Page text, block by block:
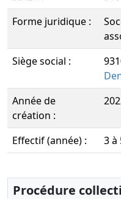
Forme juridique :
Siège social :
Année de
création :
Effectif (année) : 3 à
Procédure